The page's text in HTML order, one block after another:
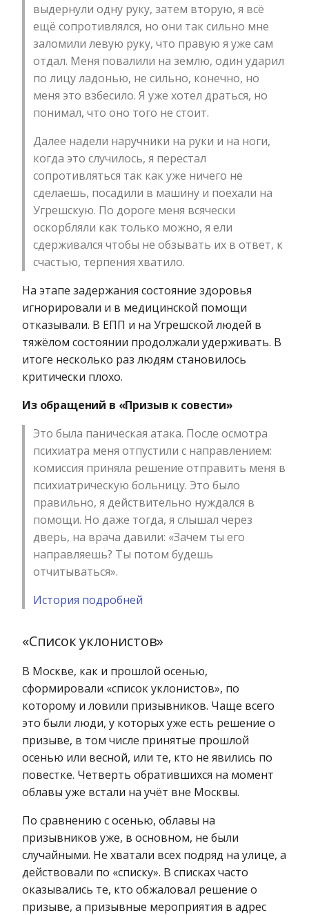
выдернули одну руку, затем вторую, я всё
ещё сопротивлялся, но они так сильно мне
заломили левую руку, что правую я уже сам
отдал. Меня повалили на землю, один ударил
по лицу ладонью, не сильно, конечно, но
меня это взбесило. Я уже хотел драться, но
понимал, что оно того не стоит.
Далее надели наручники на руки и на ноги,
когда это случилось, я перестал
сопротивляться так как уже ничего не
сделаешь, посадили в машину и поехали на
Угрешскую. По дороге меня всячески
оскорбляли как только можно, я ели
сдерживался чтобы не обзывать их в ответ, к
счастью, терпения хватило.
На этапе задержания состояние здоровья
игнорировали и в медицинской помощи
отказывали. В ЕПП и на Угрешской людей в
тяжёлом состоянии продолжали удерживать. В
итоге несколько раз людям становилось
критически плохо.
Из обращений в «Призыв к совести»
Это была паническая атака. После осмотра
психиатра меня отпустили с направлением:
комиссия приняла решение отправить меня в
психиатрическую больницу. Это было
правильно, я действительно нуждался в
помощи. Но даже тогда, я слышал через
дверь, на врача давили: «Зачем ты его
направляешь? Ты потом будешь
отчитываться».
История подробней
«Список уклонистов»
В Москве, как и прошлой осенью,
сформировали «список уклонистов», по
которому и ловили призывников. Чаще всего
это были люди, у которых уже есть решение о
призыве, в том числе принятые прошлой
осенью или весной, или те, кто не явились по
повестке. Четверть обратившихся на момент
облавы уже встали на учёт вне Москвы.
По сравнению с осенью, облавы на
призывников уже, в основном, не были
случайными. Не хватали всех подряд на улице, а
действовали по «списку». В списках часто
оказывались те, кто обжаловал решение о
призыве, а призывные мероприятия в адрес